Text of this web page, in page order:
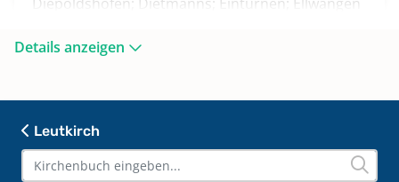
Leutkirch
Gospoldshofen; Haslach (Rot an der Rot);
Haidgau; Hauerz; Herlazhofen; Hofs; Immenried;
Unterschwarzach; Waltershofen; Winterstetten;
Wuchzenhofen; Wurzach; Ziegelbach
Details anzeigen